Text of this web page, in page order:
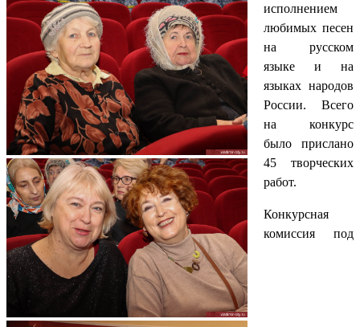
исполнением
любимых песен
на русском
языке и на
языках народов
России. Всего
на конкурс
было прислано
45 творческих
работ.
Конкурсная
комиссия под